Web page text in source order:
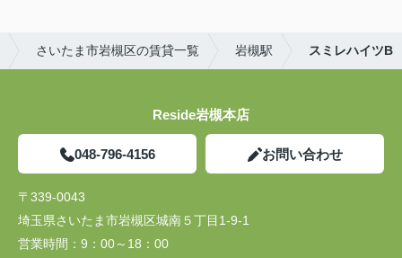
さいたま市岩槻区の賃貸一覧 岩槻駅 スミレハイツB
Reside岩槻本店
048-796-4156 お問い合わせ
〒339-0043
埼玉県さいたま市岩槻区城南５丁目1-9-1
営業時間： 9：00～18：00